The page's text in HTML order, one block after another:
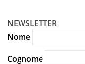
NEWSLETTER
Nome
Cognome